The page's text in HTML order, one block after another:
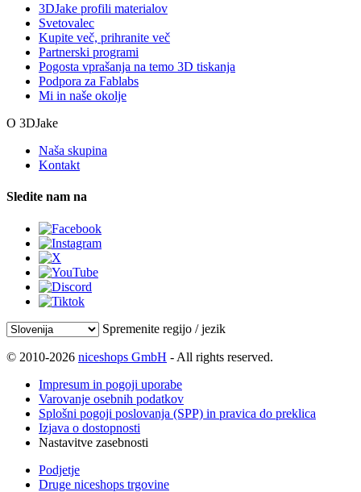
3DJake profili materialov
Svetovalec
Kupite več, prihranite več
Partnerski programi
Pogosta vprašanja na temo 3D tiskanja
Podpora za Fablabs
Mi in naše okolje
O 3DJake
Naša skupina
Kontakt
Sledite nam na
Spremenite regijo / jezik
© 2010-2026 niceshops GmbH - All rights reserved.
Impresum in pogoji uporabe
Varovanje osebnih podatkov
Splošni pogoji poslovanja (SPP) in pravica do preklica
Izjava o dostopnosti
Nastavitve zasebnosti
Podjetje
Druge niceshops trgovine